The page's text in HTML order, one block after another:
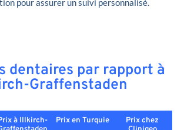
pour assurer un suivi personnalisé.
dentaires par rapport à
Graffenstaden
à Illkirch-
Prix en Turquie
Prix chez